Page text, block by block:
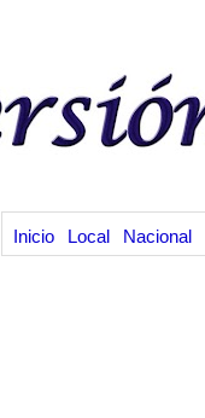
Inicio Local Nacional